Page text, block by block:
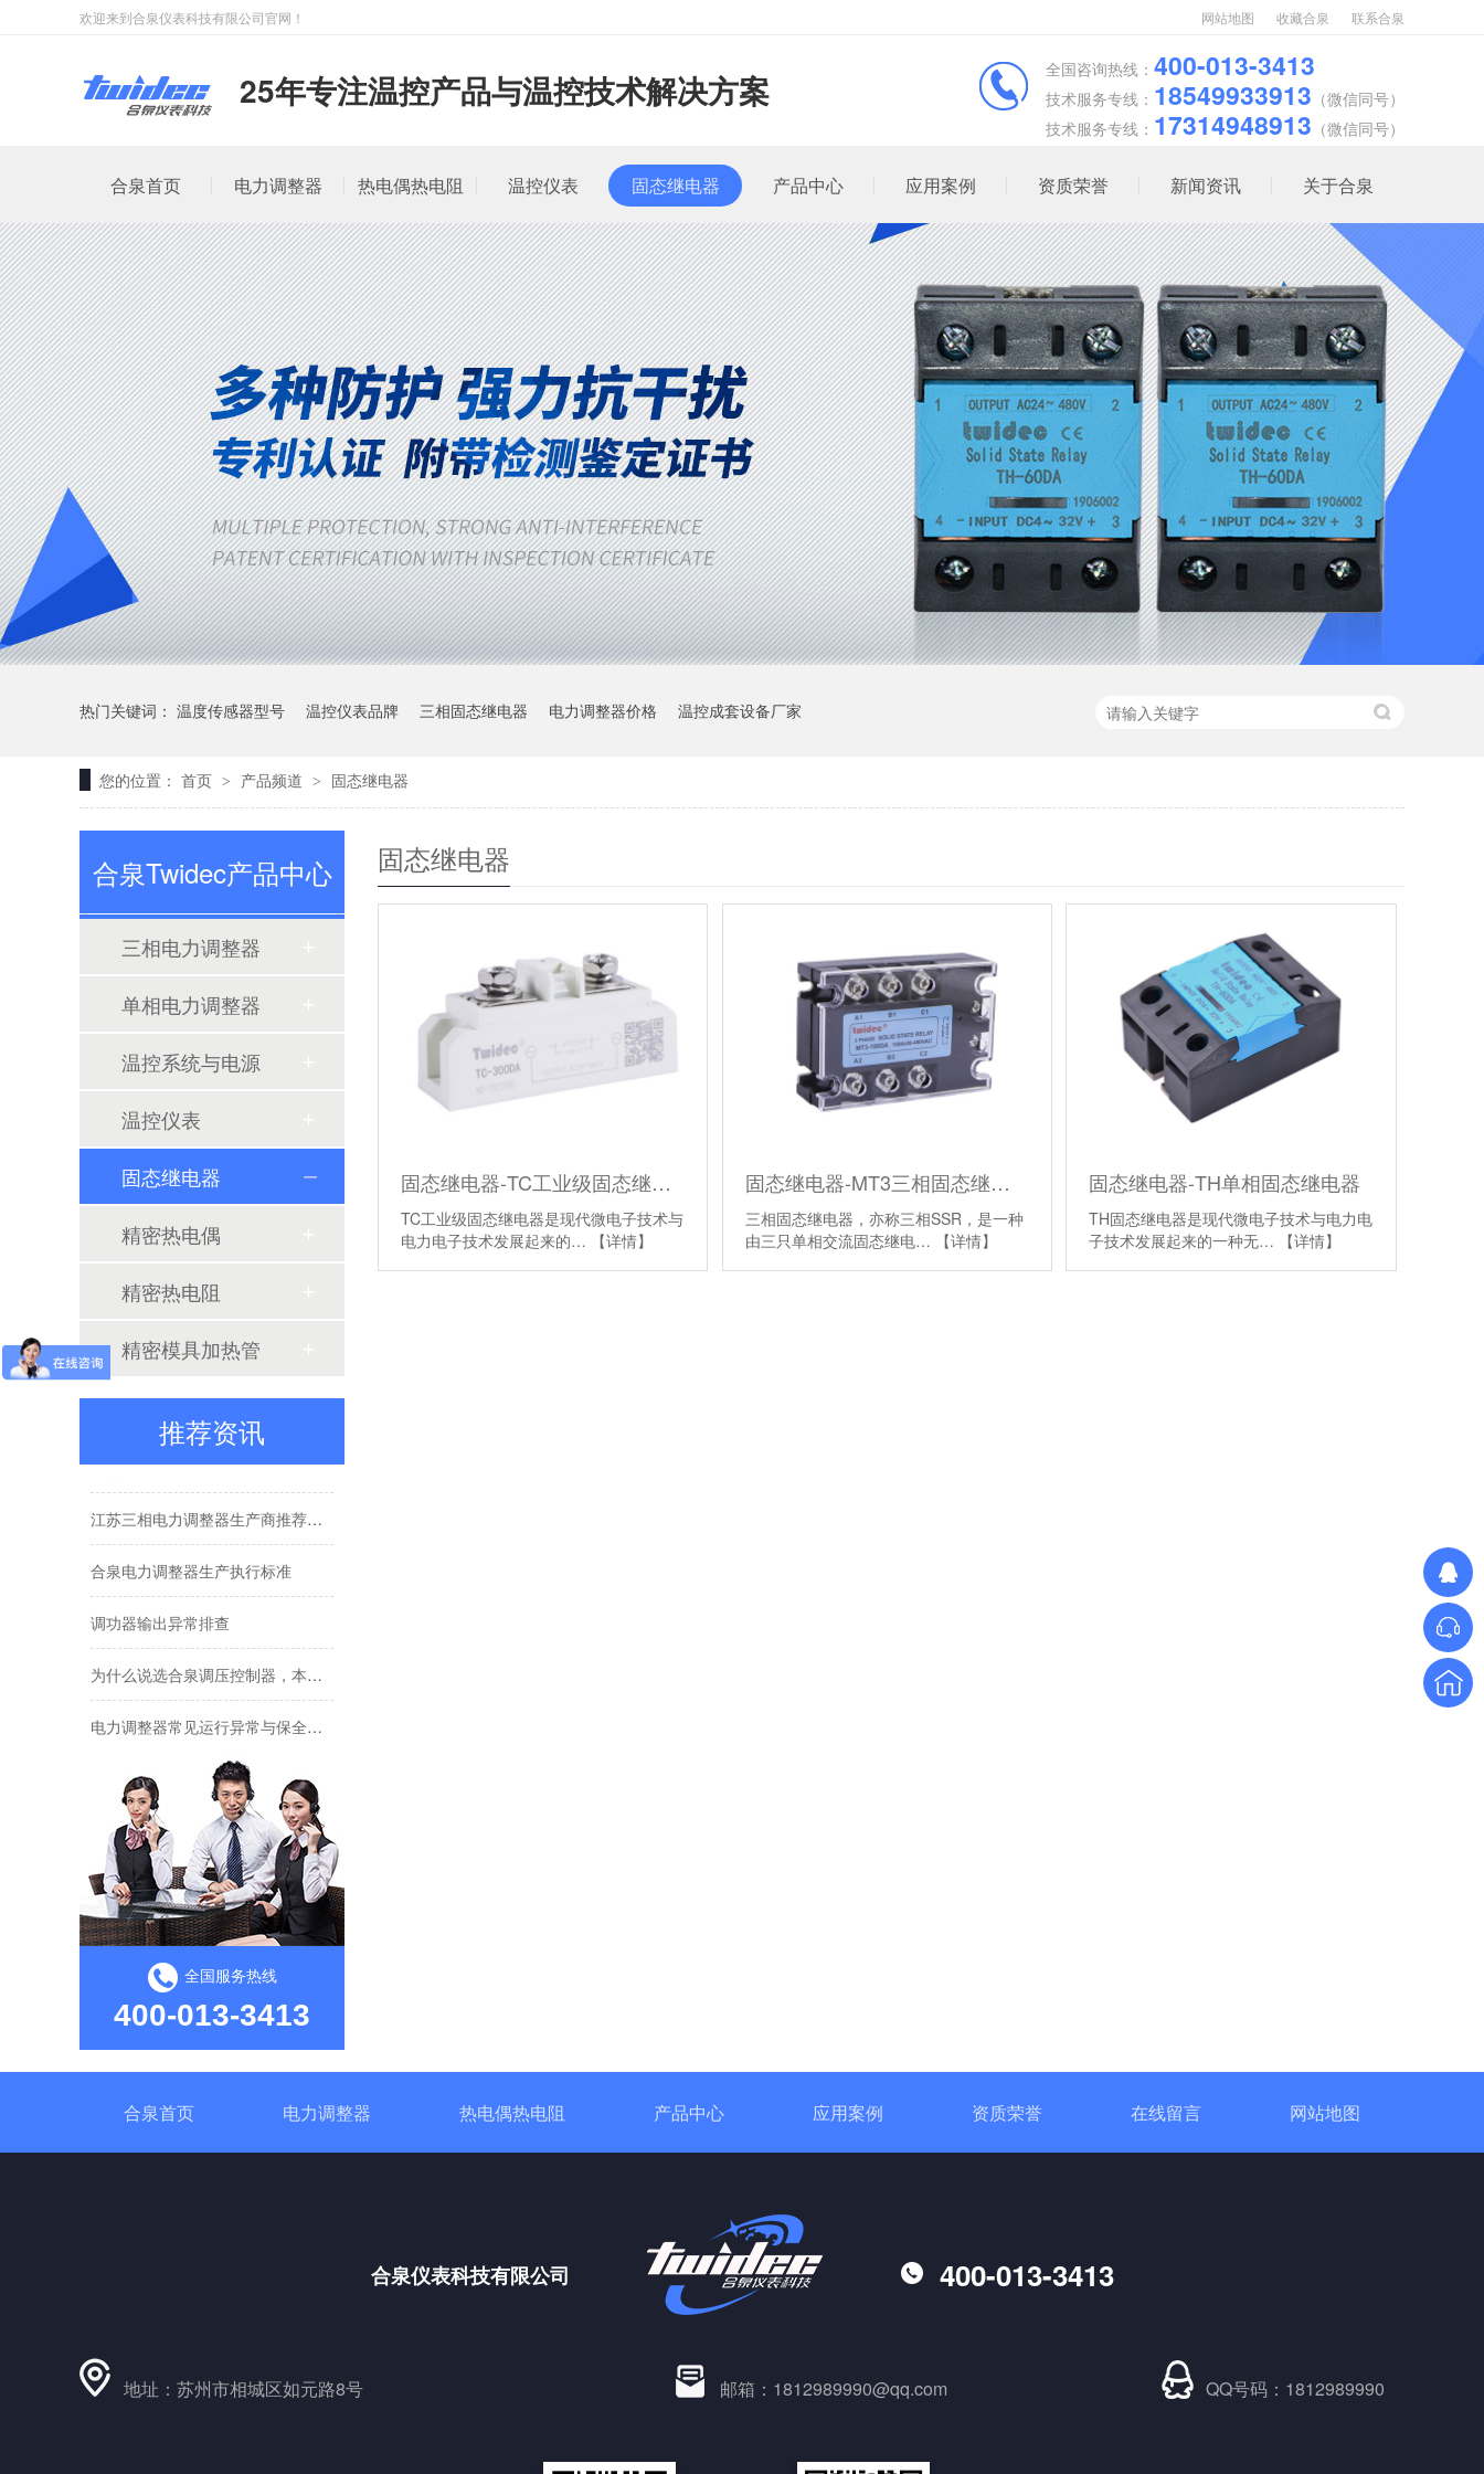
网站地图 收藏合泉 联系合泉
欢迎来到合泉仪表科技有限公司官网！
25年专注温控产品与温控技术解决方案 全国咨询热线： 400-013-3413
技术服务专线： 18549933913 （微信同号）
技术服务专线： 17314948913 （微信同号）
合泉首页 电力调整器 热电偶热电阻 温控仪表 固态继电器 产品中心 应用案例 资质荣誉 新闻资讯 关于合泉
热门关键词： 温度传感器型号 温控仪表品牌 三相固态继电器 电力调整器价格 温控成套设备厂家
您的位置： 首页 > 产品频道 > 固态继电器
固态继电器
固态继电器-TC工业级固态继电器
TC工业级固态继电器是现代微电子技术与
电力电子技术发展起来的…
【详情】
固态继电器-MT3三相固态继电器
三相固态继电器，亦称三相SSR，是一种
由三只单相交流固态继电…
【详情】
固态继电器-TH单相固态继电器
TH固态继电器是现代微电子技术与电力电
子技术发展起来的一种无…
【详情】
合泉Twidec产品中心
三相电力调整器
单相电力调整器
温控系统与电源
温控仪表
固态继电器
精密热电偶
精密热电阻
精密模具加热管
推荐资讯
翻山越岭的“温度”：一家仪表企业的十年公益坚守
合泉电力调整器生产执行标准
调功器输出异常排查
苏州工业设备厂家如何从源头降低产线温控不准停机风险？
电力调整器选型：四个致命误区，多数人栽在第二个
翻山越岭的“温度”：一家仪表企业的十年公益坚守
全国服务热线
400-013-3413
合泉首页 电力调整器 热电偶热电阻 产品中心 应用案例 资质荣誉 在线留言 网站地图
合泉仪表科技有限公司 400-013-3413
地址：苏州市相城区如元路8号 邮箱：1812989990@qq.com QQ号码：1812989990